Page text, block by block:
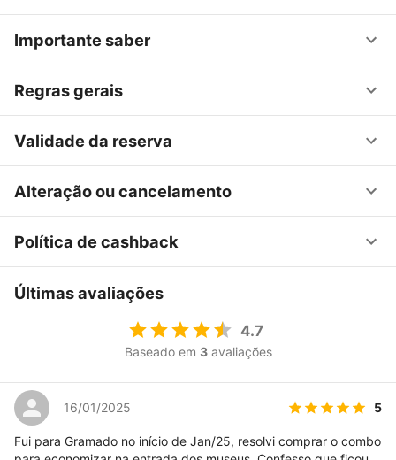
Importante saber
Regras gerais
Validade da reserva
Alteração ou cancelamento
Política de cashback
Últimas avaliações
4.7
Baseado em 3 avaliações
16/01/2025 5
Fui para Gramado no início de Jan/25, resolvi comprar o combo